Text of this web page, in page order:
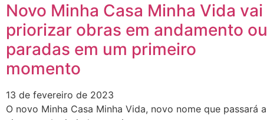
Novo Minha Casa Minha Vida vai
priorizar obras em andamento ou
paradas em um primeiro
momento
13 de fevereiro de 2023
O novo Minha Casa Minha Vida, novo nome que passará a